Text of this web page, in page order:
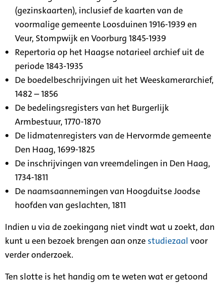
(gezinskaarten), inclusief de kaarten van de
voormalige gemeente Loosduinen 1916-1939 en
Veur, Stompwijk en Voorburg 1845-1939
Repertoria op het Haagse notarieel archief uit de
periode 1843-1935
De boedelbeschrijvingen uit het Weeskamerarchief,
1482 – 1856
De bedelingsregisters van het Burgerlijk
Armbestuur, 1770-1870
De lidmatenregisters van de Hervormde gemeente
Den Haag, 1699-1825
De inschrijvingen van vreemdelingen in Den Haag,
1734-1811
De naamsaannemingen van Hoogduitse Joodse
hoofden van geslachten, 1811
Indien u via de zoekingang niet vindt wat u zoekt, dan
kunt u een bezoek brengen aan onze studiezaal voor
verder onderzoek.
Ten slotte is het handig om te weten wat er getoond